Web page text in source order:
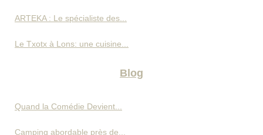
ARTEKA : Le spécialiste des...
Le Txotx à Lons: une cuisine...
Blog
Quand la Comédie Devient...
Camping abordable près de...